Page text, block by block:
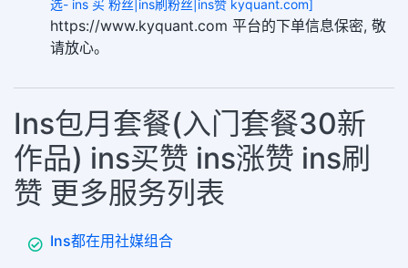
选- ins 买 粉丝|ins刷粉丝|ins赞 kyquant.com]
https://www.kyquant.com 平台的下单信息保密, 敬
请放心。
Ins包月套餐(入门套餐30新
作品) ins买赞 ins涨赞 ins刷
赞 更多服务列表
Ins都在用社媒组合